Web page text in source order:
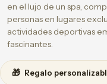
en el lujo de un spa,
personas en lugares
actividades deportivas
fascinantes.
🎁 Regalo